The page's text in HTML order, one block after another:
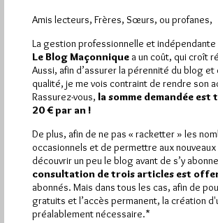
GODF : prise de position sur
voile intégral
Par Jiri Pragman
Jeudi 4/02/10
Une "prise de position" du Grand Orient de
doute une nouvelle fois réagir ceux qui
DansDivers
Hier mercredi 5 août 2026, Hiram.be a reçu
Amis lecteurs, Frères, Sœurs, ou profanes,
La gestion professionnelle et indépendante
Le Blog Maçonnique a un coût, qui croît
Aussi, afin d’assurer la pérennité du blog et
qualité, je me vois contraint de rendre son
Rassurez-vous, la somme demandée est
20 € par an !
De plus, afin de ne pas « racketter » les
occasionnels et de permettre aux
découvrir un peu le blog avant de s’y
consultation de trois articles est
abonnés. Mais dans tous les cas, afin de
gratuits et l’accès permanent, la création
préalablement nécessaire.*